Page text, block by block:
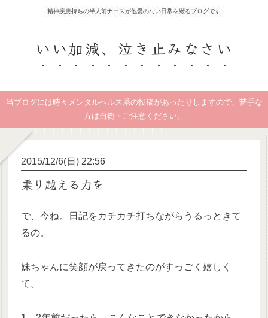
精神疾患持ちの半人前ナースが他愛のない日常を綴るブログです
いい加減、泣き止みなさい
当ブログには時々メンタルヘルス系の投稿があったりしますので、苦手な
方は自衛・ご注意ください。
2015/12/6(日) 22:56
乗り越える力を
で、今ね。日記をカチカチ打ちながらうるっときて
るの。
妹ちゃんに笑顔が戻ってきたのがすっごく嬉しく
て。